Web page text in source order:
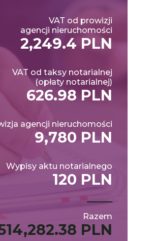
VAT od prowizji
agencji nieruchomości
2,249.4 PLN
VAT od taksy notarialnej
(opłaty notarialnej)
626.98 PLN
agencji nieruchomości
9,780 PLN
Wypisy aktu notarialnego
120 PLN
Razem
PLN